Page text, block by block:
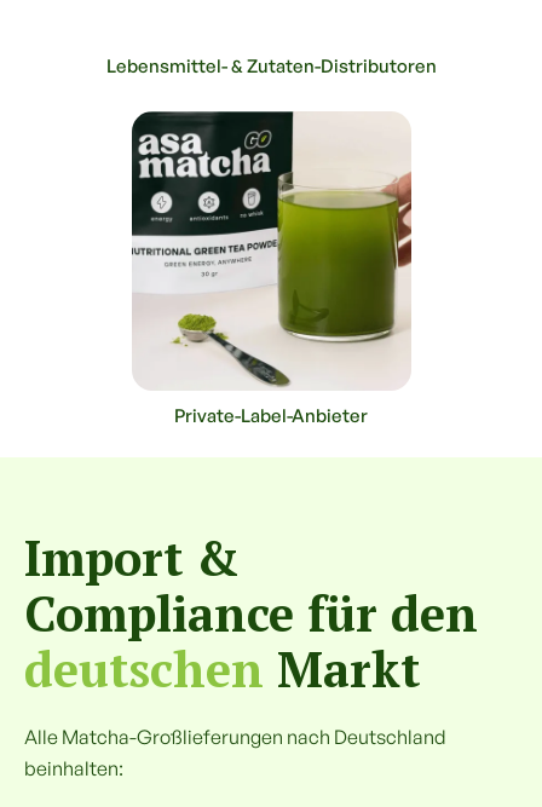
Lebensmittel- & Zutaten-Distributoren
Private-Label-Anbieter
Import &
Compliance für den
deutschen Markt
Alle Matcha-Großlieferungen nach Deutschland
beinhalten: